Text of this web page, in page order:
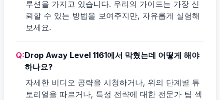
루션을 가지고 있습니다. 우리의 가이드는 가장 신
뢰할 수 있는 방법을 보여주지만, 자유롭게 실험해
보세요.
Q:Drop Away Level 1161에서 막혔는데 어떻게 해야
하나요?
자세한 비디오 공략을 시청하거나, 위의 단계별 튜
토리얼을 따르거나, 특정 전략에 대한 전문가 팁 섹